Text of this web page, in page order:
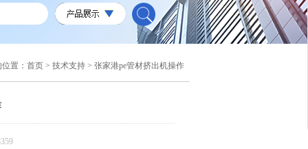
置： 首页 > 技术支持 > 张家港pe管材挤出机操作